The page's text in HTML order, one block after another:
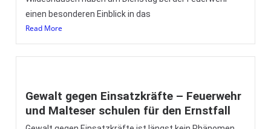
einen besonderen Einblick in das
Read More
Gewalt gegen Einsatzkräfte – Feuerwehr
und Malteser schulen für den Ernstfall